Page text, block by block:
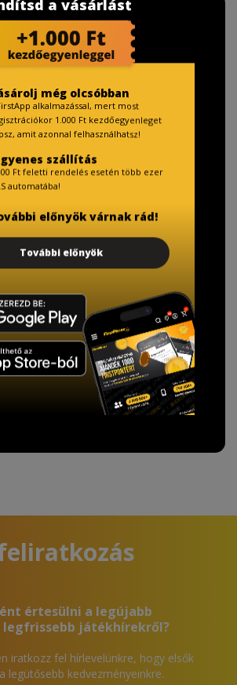
az ingyenes adattörlő kódot
alapján a kereskedő minden tartós
vásárlásakor köteles ingyenes
biztosítani.
értesülni a legújabb
legfrissebb játékhírekről?
iratkozz fel hírlevelünkre, hogy elsők
legütősebb kedvezményeinkre.
a vásárlást
még olcsóbban
alkalmazással, mert most
1.000 Ft kezdőegyenleget
amit azonnal felhasználhatsz!
szállítás
Ft feletti rendelés esetén több ezer
automatába!
előnyök várnak rád!
További előnyök